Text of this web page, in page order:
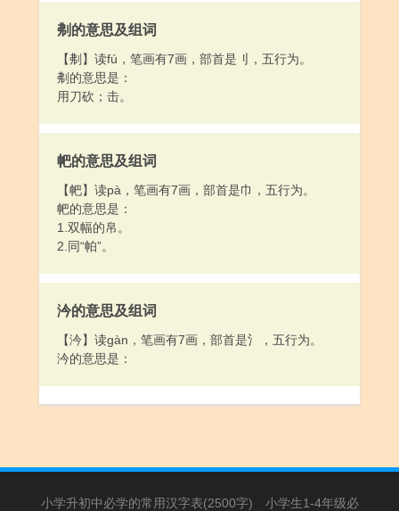
刜的意思及组词
【刜】读fú，笔画有7画，部首是刂，五行为。
刜的意思是：
用刀砍；击。
帊的意思及组词
【帊】读pà，笔画有7画，部首是巾，五行为。
帊的意思是：
1.双幅的帛。
2.同“帕”。
汵的意思及组词
【汵】读gàn，笔画有7画，部首是氵，五行为。
汵的意思是：
小学升初中必学的常用汉字表(2500字)
小学生1-4年级必